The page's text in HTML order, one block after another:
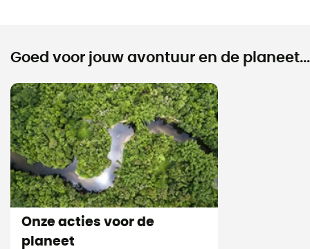
Goed voor jouw avontuur en de planeet...
Onze acties voor de
planeet